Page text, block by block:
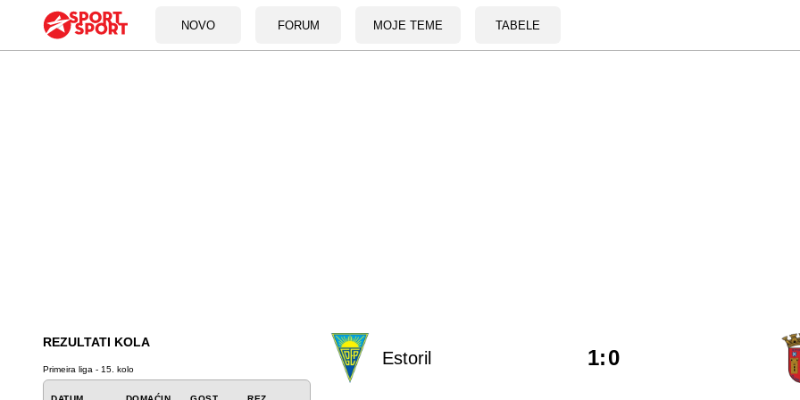
NOVO FORUM MOJE TEME TABELE
REZULTATI KOLA
Primeira liga - 15. kolo
Estoril 1:0